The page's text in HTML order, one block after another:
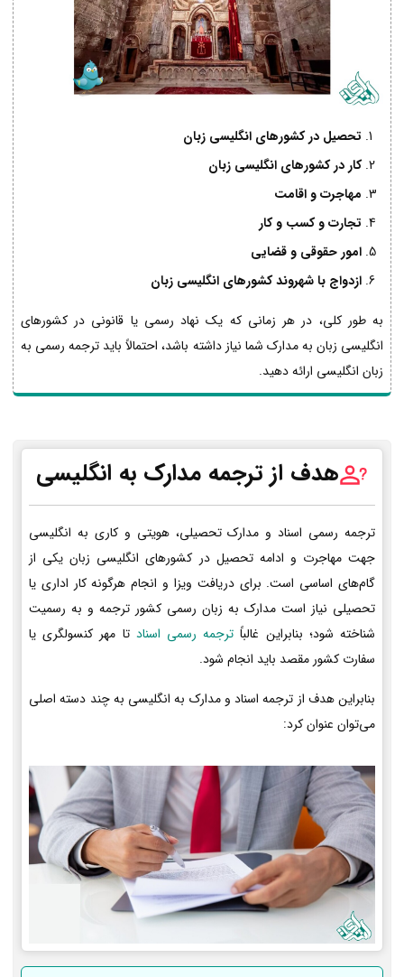
تحصیل در کشورهای انگلیسی زبان
کار در کشورهای انگلیسی زبان
مهاجرت و اقامت
تجارت و کسب و کار
امور حقوقی و قضایی
ازدواج با شهروند کشورهای انگلیسی زبان
به طور کلی، در هر زمانی که یک نهاد رسمی یا قانونی در کشورهای
انگلیسی زبان به مدارک شما نیاز داشته باشد، احتمالاً باید ترجمه رسمی به
زبان انگلیسی ارائه دهید.
هدف از ترجمه مدارک به انگلیسی
ترجمه رسمی اسناد و مدارک تحصیلی، هویتی و کاری به انگلیسی
جهت مهاجرت و ادامه تحصیل در کشورهای انگلیسی زبان یکی از
گام‌های اساسی است. برای دریافت ویزا و انجام هرگونه کار اداری یا
تحصیلی نیاز است مدارک به زبان رسمی کشور ترجمه و به رسمیت
شناخته شود؛ بنابراین غالباً ترجمه رسمی اسناد تا مهر کنسولگری یا
سفارت کشور مقصد باید انجام شود.
بنابراین هدف از ترجمه اسناد و مدارک به انگلیسی به چند دسته اصلی
می‌توان عنوان کرد: